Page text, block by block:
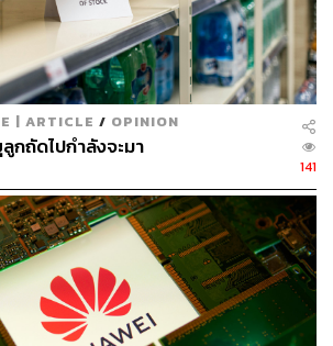
| ARTICLE / OPINION
กถัดไปกำลังจะมา
141